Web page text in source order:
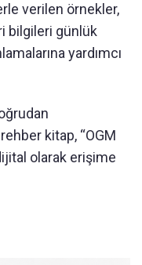
verilen örnekler,
bilgileri günlük
yardımcı
kitap, “OGM
olarak erişime